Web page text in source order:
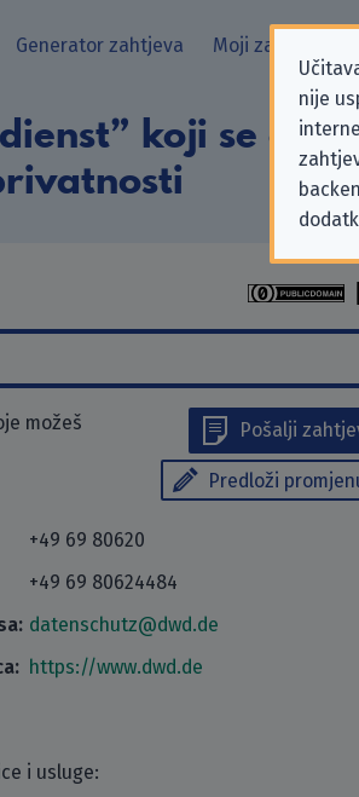
nije
Generator zahtjeva Moji zahtjevi
koji se
Pošalji
Predloži
možeš
+49 69 80620
+49 69 80624484
datenschutz@dwd.de
https://www.dwd.de
i usluge: